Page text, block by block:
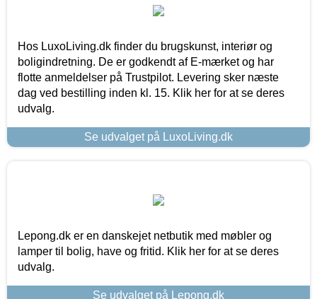
Hos LuxoLiving.dk finder du brugskunst, interiør og
boligindretning. De er godkendt af E-mærket og har
flotte anmeldelser på Trustpilot. Levering sker næste
dag ved bestilling inden kl. 15. Klik her for at se deres
udvalg.
Se udvalget på LuxoLiving.dk
Lepong.dk er en danskejet netbutik med møbler og
lamper til bolig, have og fritid. Klik her for at se deres
udvalg.
Se udvalget på Lepong.dk